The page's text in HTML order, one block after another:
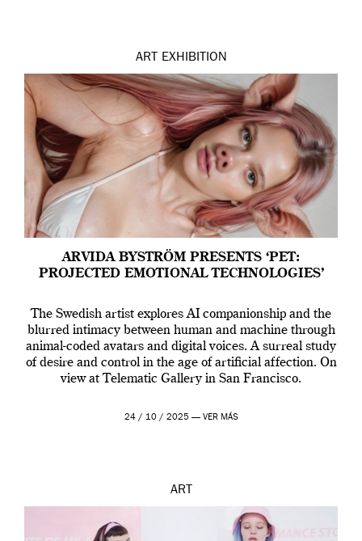
ART EXHIBITION
ARVIDA BYSTRÖM PRESENTS ‘PET:
PROJECTED EMOTIONAL TECHNOLOGIES’
The Swedish artist explores AI companionship and the
blurred intimacy between human and machine through
animal-coded avatars and digital voices. A surreal study
of desire and control in the age of artificial affection. On
view at Telematic Gallery in San Francisco.
24 / 10 / 2025 — VER MÁS
ART